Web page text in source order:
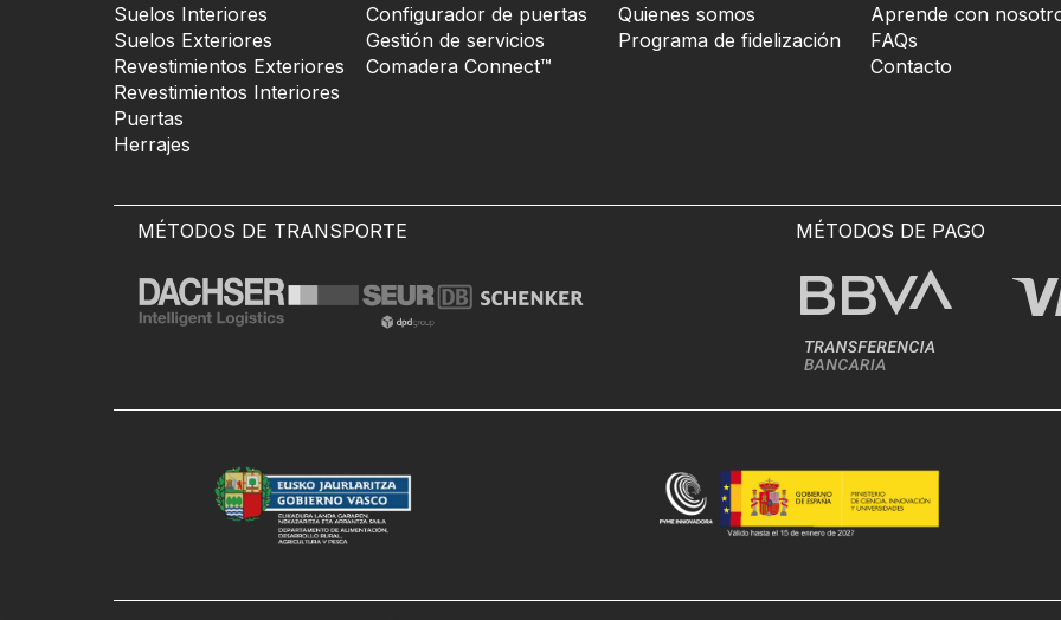
Suelos Interiores
Suelos Exteriores
Revestimientos Exteriores
Revestimientos Interiores
Puertas
Herrajes
Configurador de puertas
Gestión de servicios
Comadera Connect™
Quienes somos
Programa de fidelización
Aprende con
FAQs
Contacto
MÉTODOS DE TRANSPORTE MÉTODOS DE PAGO